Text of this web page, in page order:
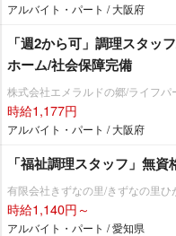
アルバイト・パート / 大阪府
「週2から可」調理スタッ
ホーム/社会保障完備
株式会社エメラルドの郷/ライフパ
時給1,177円
アルバイト・パート / 大阪府
「福祉調理スタッフ」無
有限会社きずなの里/きずなの里ひ
時給1,140円～
アルバイト・パート / 愛知県